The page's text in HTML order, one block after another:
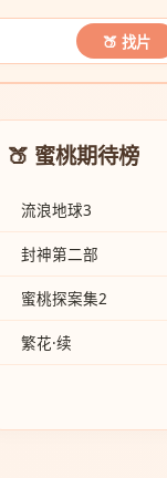
🍑 找片
🍑 蜜桃期待榜
流浪地球3
封神第二部
蜜桃探案集2
繁花·续